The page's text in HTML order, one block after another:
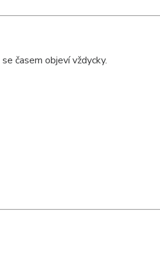
časem objeví vždycky.